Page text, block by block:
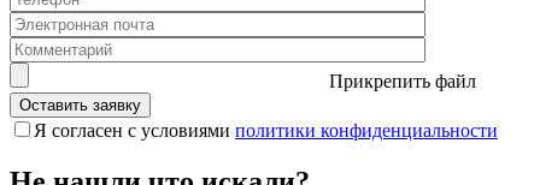
Прикрепить файл
Я согласен с условиями политики конфиденциальности